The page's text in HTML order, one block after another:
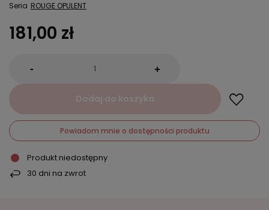
Seria ROUGE OPULENT
181,00 zł
- +
Dodaj do koszyka
Powiadom mnie o dostępności produktu
Produkt niedostępny
30 dni na zwrot